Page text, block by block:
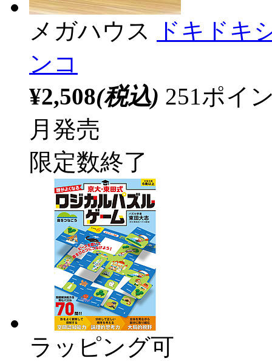
メガハウス
ドキドキ
ンコ
¥2,508(税込) 251ポイ
月発売
限定数終了
ラッピング可